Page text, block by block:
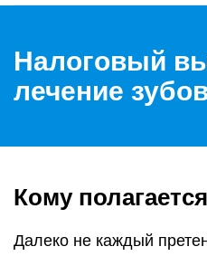
Налоговый
лечение
Кому
Далеко не каждый